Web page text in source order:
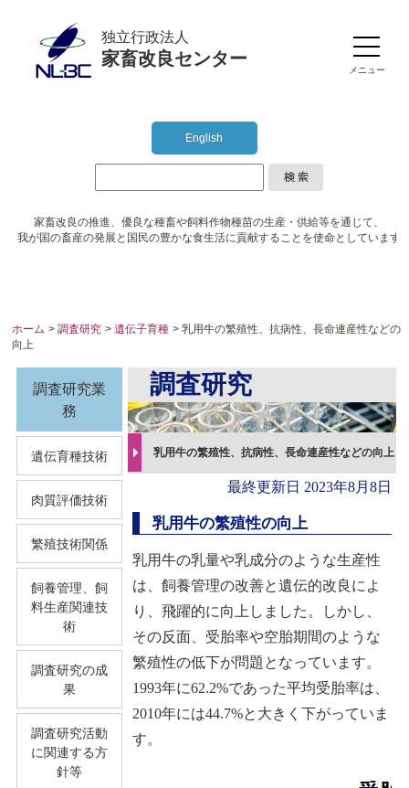
独立行政法人
家畜改良センター
メニュー
English
家畜改良の推進、優良な種畜や飼料作物種苗の生産・供給等を通じて、
我が国の畜産の発展と国民の豊かな食生活に貢献することを使命としています
ホーム >調査研究 >遺伝子育種 > 乳用牛の繁殖性、抗病性、長命連産性などの
向上
調査研究業
務
遺伝育種技術
肉質評価技術
繁殖技術関係
飼養管理、飼
料生産関連技
術
調査研究の成
果
調査研究活動
に関連する方
針等
調査研究
乳用牛の繁殖性、抗病性、長命連産性などの向上
最終更新日 2023年8月8日
乳用牛の繁殖性の向上
乳用牛の乳量や乳成分のような生産性
は、飼養管理の改善と遺伝的改良によ
り、飛躍的に向上しました。しかし、
その反面、受胎率や空胎期間のような
繁殖性の低下が問題となっています。
1993年に62.2%であった平均受胎率は、
2010年には44.7%と大きく下がっていま
す。